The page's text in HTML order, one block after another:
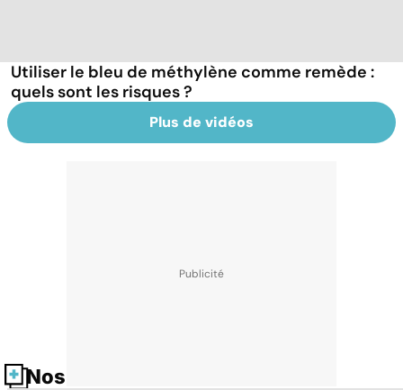
Utiliser le bleu de méthylène comme remède :
quels sont les risques ?
Plus de vidéos
Nos fiches santé